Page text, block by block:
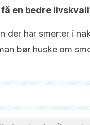
en bedre
der har smerter i
bør huske om
grundigt gennemgået